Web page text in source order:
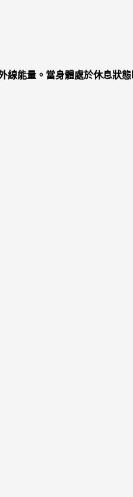
能量。當身體處於休息狀